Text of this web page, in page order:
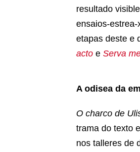
resultado
ensaios-
etapas deste e
acto e Serva
A odisea da
O charco de
trama do texto
nos talleres de